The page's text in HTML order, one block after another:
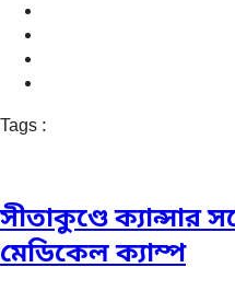
Tags :
সীতাকুণ্ডে ক্যান্সার
মেডিকেল ক্যাম্প